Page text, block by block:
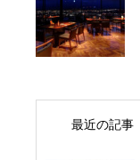
最近の記事